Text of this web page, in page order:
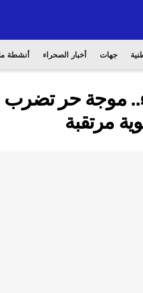
جهات أخبار الصحراء أنشطة
موجة حر تضرب
مرتقبة